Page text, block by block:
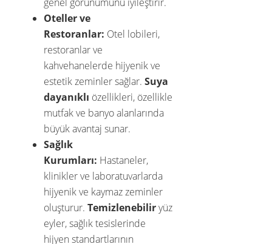
Oteller ve
Restoranlar: Otel lobileri,
restoranlar ve
kahvehanelerde hijyenik ve
estetik zeminler sağlar.Suya
dayanıklı özellikleri, özellikle
mutfak ve banyo alanlarında
büyük avantaj sunar.
Sağlık
Kurumları: Hastaneler,
klinikler ve laboratuvarlarda
hijyenik ve kaymaz zeminler
oluşturur.Temizlenebiliryüz
eyler, sağlık tesislerinde
hijyen standartlarının